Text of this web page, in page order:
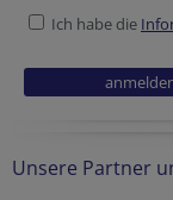
Ich habe die
Unsere Partner